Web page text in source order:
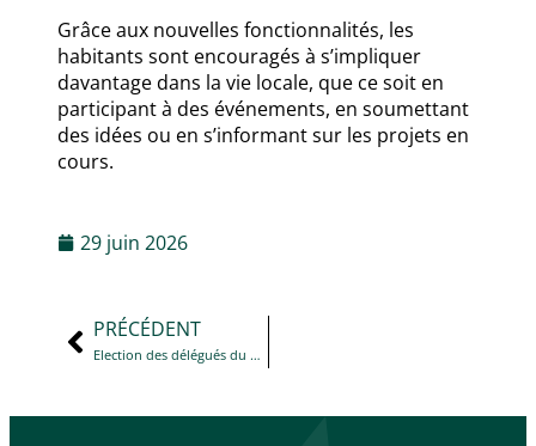
Grâce aux nouvelles fonctionnalités, les
habitants sont encouragés à s’impliquer
davantage dans la vie locale, que ce soit en
participant à des événements, en soumettant
des idées ou en s’informant sur les projets en
cours.
29 juin 2026
PRÉCÉDENT
Election des délégués du Conseil Municipal et de leurs suppléants, membres du collège électoral pour les élections sénatoriales du dimanche 27 septembre 2026